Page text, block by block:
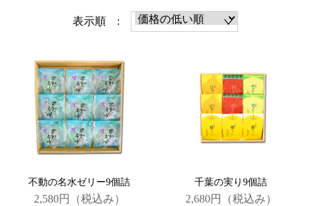
表示順 :
不動の名水ゼリー9個詰
2,580円 （税込み）
千葉の実り9個詰
2,680円 （税込み）